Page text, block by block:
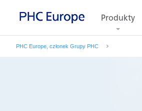
Produkty
PHC Europe, członek Grupy PHC